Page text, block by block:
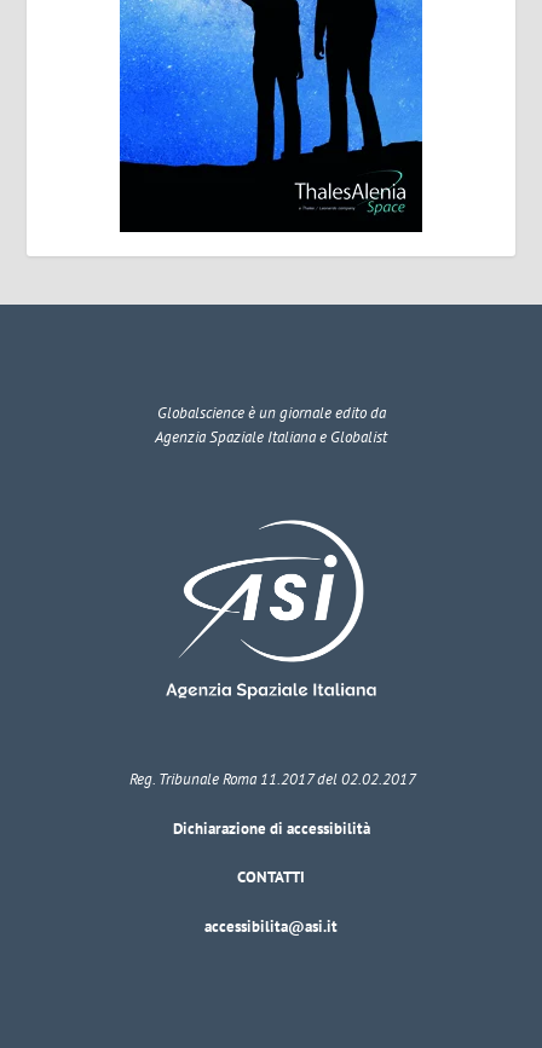
Globalscienceè un giornale edito da
Agenzia Spaziale Italiana e Globalist
Reg. Tribunale Roma 11.2017 del 02.02.2017
Dichiarazione di accessibilità
CONTATTI
accessibilita@asi.it